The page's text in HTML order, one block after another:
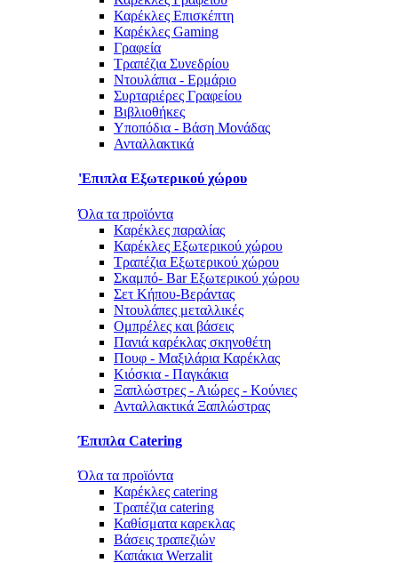
Καρέκλες Επισκέπτη
Καρέκλες Gaming
Γραφεία
Τραπέζια Συνεδρίου
Ντουλάπια - Ερμάριο
Συρταριέρες Γραφείου
Βιβλιοθήκες
Υποπόδια - Βάση Μονάδας
Ανταλλακτικά
'Επιπλα Εξωτερικού χώρου
Όλα τα προϊόντα
Καρέκλες παραλίας
Καρέκλες Εξωτερικού χώρου
Τραπέζια Εξωτερικού χώρου
Σκαμπό- Bar Εξωτερικού χώρου
Σετ Κήπου-Βεράντας
Ντουλάπες μεταλλικές
Ομπρέλες και βάσεις
Πανιά καρέκλας σκηνοθέτη
Πουφ - Μαξιλάρια Καρέκλας
Κιόσκια - Παγκάκια
Ξαπλώστρες - Αιώρες - Κούνιες
Ανταλλακτικά Ξαπλώστρας
Έπιπλα Catering
Όλα τα προϊόντα
Καρέκλες catering
Τραπέζια catering
Καθίσματα καρεκλας
Βάσεις τραπεζιών
Καπάκια Werzalit